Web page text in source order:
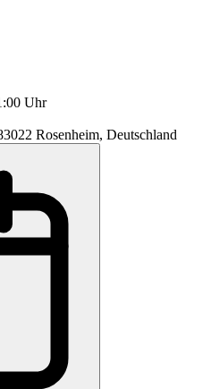
Uhr
Rosenheim, Deutschland